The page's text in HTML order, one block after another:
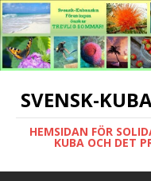
SVENSK-
HEMSIDAN FÖR
KUBA OCH DET